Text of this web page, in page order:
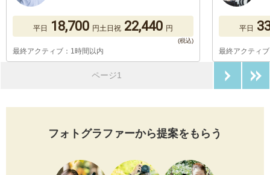
平日 18,700 円土日祝 22,440 円
最終アクティブ：1時間以内
平日
最終アクティ
ページ1
フォトグラファーから提案をもらう